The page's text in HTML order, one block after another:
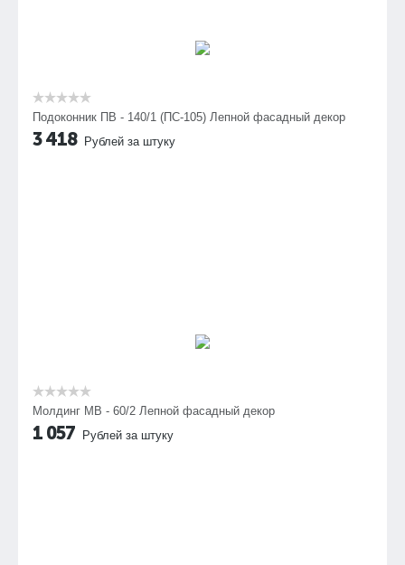
Подоконник ПВ - 140/1 (ПС-105) Лепной фасадный декор
3 418 Рублей за штуку
Молдинг МВ - 60/2 Лепной фасадный декор
1 057 Рублей за штуку